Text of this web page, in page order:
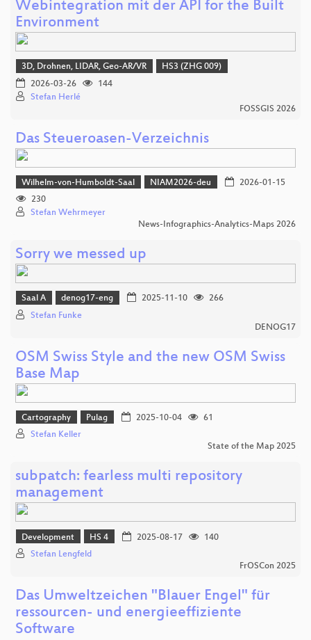
Webintegration mit der API for the Built
Environment
3D, Drohnen, LIDAR, Geo-AR/VR
HS3 (ZHG 009)
2026-03-26
144
Stefan Herlé
FOSSGIS 2026
Das Steueroasen-Verzeichnis
Wilhelm-von-Humboldt-Saal NIAM2026-deu
2026-01-15
230
Stefan Wehrmeyer
News-Infographics-Analytics-Maps 2026
Sorry we messed up
Saal A denog17-eng 2025-11-10
266
Stefan Funke
DENOG17
OSM Swiss Style and the new OSM Swiss
Base Map
Cartography Pulag 2025-10-04
61
Stefan Keller
State of the Map 2025
subpatch: fearless multi repository
management
Development HS 4 2025-08-17
140
Stefan Lengfeld
FrOSCon 2025
Das Umweltzeichen "Blauer Engel" für
ressourcen- und energieeffiziente
Software